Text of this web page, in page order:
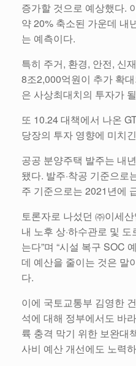
증가할 것으로 예상했다.
약 20% 축소된 가운데 내
는 예측이다.
특히 주거, 환경, 안전, 신
8조2,000억원이 추가 확
은 사상최대치의 투자가
또 10.24 대책에서 나온
당장의 투자 영향에 미치
공공 분양주택 발주는 내
됐다. 발주·착공 기준으로
주 기준으로는 2021년에
토론자로 나섰던 ㈜이세
내 노후 상·하수관로 및
는다”며 “시설 복구 SOC
데 예산을 줄이는 것은 말
다.
이에 국토교통부 김영한
석에 대해 정부에서도 바
륙 충격 막기 위한 보완대
사비 예산 개선에도 노력